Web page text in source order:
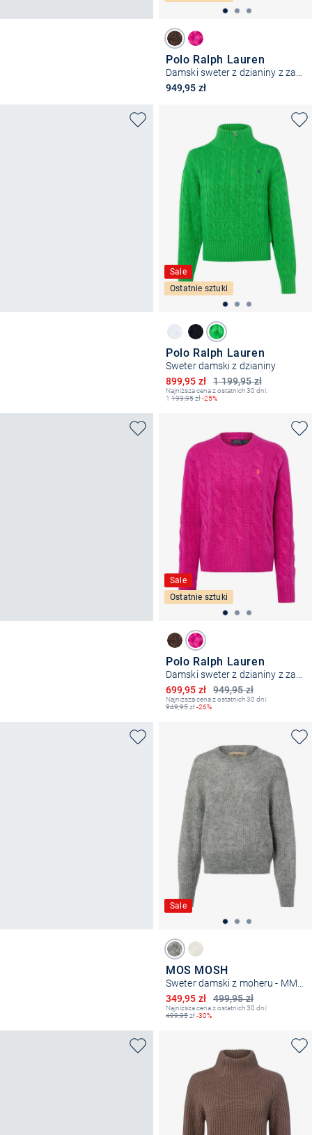
Polo Ralph Lauren
949,95 zł
Sale
Ostatnie sztuki
Polo Ralph Lauren
Sweter damski z dzianiny
1 199,95 zł
Obniżona cena
899,95 zł
Najniższa cena z ostatnich 30 dni:
1 199,95zł-25%
Sale
Ostatnie sztuki
Polo Ralph Lauren
949,95 zł
Obniżona cena
699,95 zł
Najniższa cena z ostatnich 30 dni:
949,95zł-26%
Sale
MOS MOSH
499,95 zł
Obniżona cena
349,95 zł
Najniższa cena z ostatnich 30 dni:
499,95zł-30%